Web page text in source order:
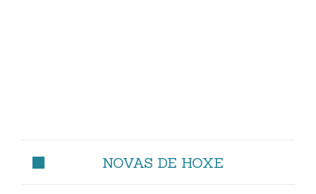
NOVAS DE HOXE